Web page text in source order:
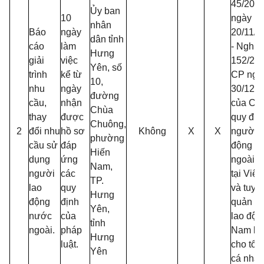
2
Báo
cáo
giải
trình
nhu
cầu,
thay
đổi nhu
cầu sử
dụng
người
lao
động
nước
ngoài.
10
ngày
làm
việc
kể từ
ngày
nhận
được
hồ sơ
đáp
ứng
các
quy
định
của
pháp
luật.
Ủy ban
nhân
dân tỉnh
Hưng
Yên, số
10,
đường
Chùa
Chuông,
phường
Hiến
Nam,
TP.
Hưng
Yên,
tỉnh
Hưng
Yên
Không X X
45/
ngày
20/11/
- Nghị
152/
CP
30/12/
của
quy
người
động
ngoài
tại Việt
và
quản
lao
Nam
cho tổ
cá